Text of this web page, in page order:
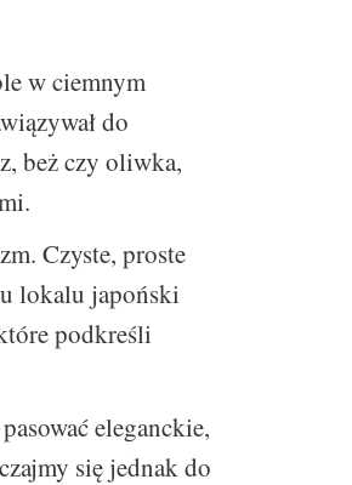
w ciemnym
do
beż czy oliwka,
Czyste, proste
lokalu japoński
podkreśli
eleganckie,
się jednak do